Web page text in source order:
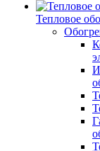
Тепловое